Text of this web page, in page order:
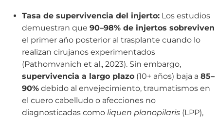
Tasa de supervivencia del injerto: Los estudios
demuestran que 90–98% de injertos sobreviven
el primer año posterior al trasplante cuando lo
realizan cirujanos experimentados
(Pathomvanich et al., 2023). Sin embargo,
supervivencia a largo plazo (10+ años) baja a 85–
90% debido al envejecimiento, traumatismos en
el cuero cabelludo o afecciones no
diagnosticadas como liquen planopilaris (LPP),